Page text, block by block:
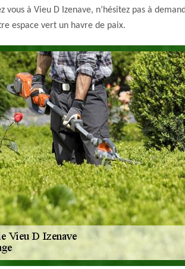
vous à Vieu D Izenave, n’hésitez pas à
espace vert un havre de paix.